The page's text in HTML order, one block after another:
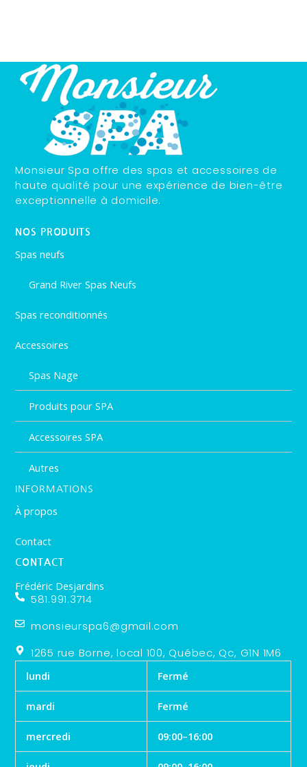
Monsieur Spa offre des spas et accessoires de
haute qualité pour une expérience de bien-être
exceptionnelle à domicile.
NOS PRODUITS
Spas neufs
Grand River Spas Neufs
Spas reconditionnés
Accessoires
Spas Nage
Produits pour SPA
Accessoires SPA
Autres
INFORMATIONS
À propos
Contact
CONTACT
Frédéric Desjardins
581.991.3714
monsieurspa6@gmail.com
1265 rue Borne, local 100, Québec, Qc, G1N 1M6
lundi Fermé
mardi Fermé
mercredi 09:00–16:00